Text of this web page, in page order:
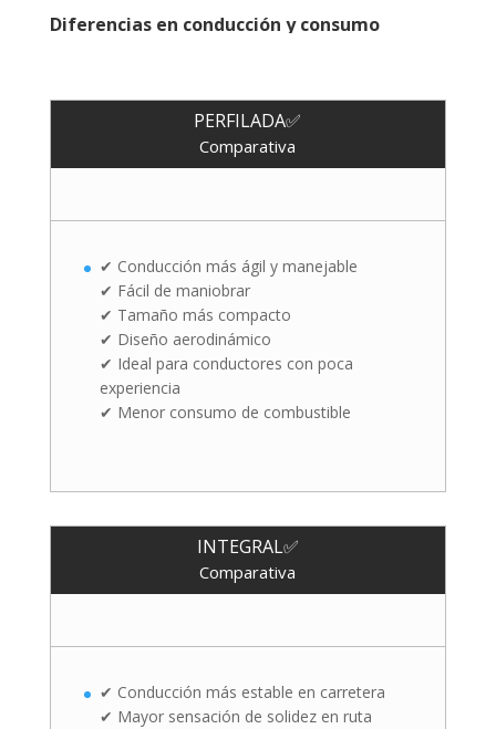
Diferencias en conducción y consumo
PERFILADA✅
Comparativa
✔ Conducción más ágil y manejable
✔ Fácil de maniobrar
✔ Tamaño más compacto
✔ Diseño aerodinámico
✔ Ideal para conductores con poca
experiencia
✔ Menor consumo de combustible
INTEGRAL✅
Comparativa
✔ Conducción más estable en carretera
✔ Mayor sensación de solidez en ruta